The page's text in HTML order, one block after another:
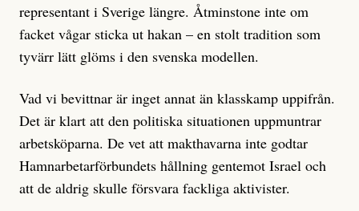
representant i Sverige längre. Åtminstone inte om
facket vågar sticka ut hakan – en stolt tradition som
tyvärr lätt glöms i den svenska modellen.
Vad vi bevittnar är inget annat än klasskamp uppifrån.
Det är klart att den politiska situationen uppmuntrar
arbetsköparna. De vet att makthavarna inte godtar
Hamnarbetarförbundets hållning gentemot Israel och
att de aldrig skulle försvara fackliga aktivister.